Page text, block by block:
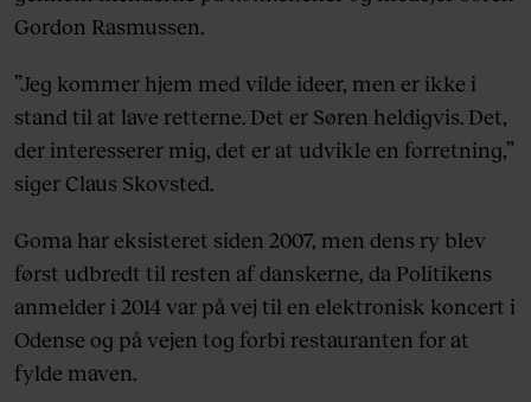
Gordon Rasmussen.
”Jeg kommer hjem med vilde ideer, men er ikke i
stand til at lave retterne. Det er Søren heldigvis. Det,
der interesserer mig, det er at udvikle en forretning,”
siger Claus Skovsted.
Goma har eksisteret siden 2007, men dens ry blev
først udbredt til resten af danskerne, da Politikens
anmelder i 2014 var på vej til en elektronisk koncert i
Odense og på vejen tog forbi restauranten for at
fylde maven.